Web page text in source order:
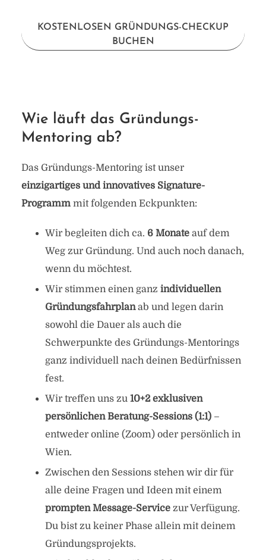
KOSTENLOSEN GRÜNDUNGS-CHECKUP
BUCHEN
Wie läuft das Gründungs-
Mentoring ab?
Das Gründungs-Mentoring ist unser
einzigartiges und innovatives Signature-
Programmmit folgenden Eckpunkten:
Wir begleiten dich ca. 6 Monateauf dem
Weg zur Gründung. Und auch noch danach,
wenn du möchtest.
Wir stimmen einen ganz individuellen
Gründungsfahrplanab und legen darin
sowohl die Dauer als auch die
Schwerpunkte des Gründungs-Mentorings
ganz individuell nach deinen Bedürfnissen
fest.
Wir treffen uns zu 10+2 exklusiven
persönlichen Beratung-Sessions (1:1)–
entweder online (Zoom) oder persönlich in
Wien.
Zwischen den Sessions stehen wir dir für
alle deine Fragen und Ideen mit einem
prompten Message-Servicezur Verfügung.
Du bist zu keiner Phase allein mit deinem
Gründungsprojekts.